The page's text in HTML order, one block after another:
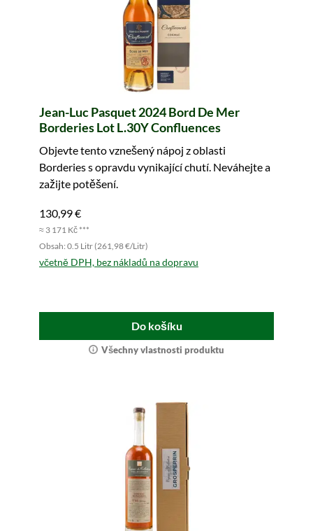
Jean-Luc Pasquet 2024 Bord De Mer
Borderies Lot L.30Y Confluences
Objevte tento vznešený nápoj z oblasti
Borderies s opravdu vynikající chutí. Neváhejte a
zažijte potěšení.
130,99 €
≈ 3 171 Kč ***
Obsah: 0.5 Litr (261,98 €/Litr)
včetně DPH, bez nákladů na dopravu
Do košíku
Všechny vlastnosti produktu